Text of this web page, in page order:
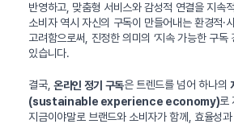
반영하고, 맞춤형 서비스와 감성적 연결을 지속
소비자 역시 자신의 구독이 만들어내는 환경적·
고려함으로써, 진정한 의미의 ‘지속 가능한 구독
있습니다.
결국, 온라인 정기 구독은 트렌드를 넘어 하나의
(sustainable experience economy)로
지금이야말로 브랜드와 소비자가 함께, 효율성